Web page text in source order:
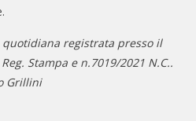
registrata presso il
Stampa e n.7019/2021 N.C..
Grillini